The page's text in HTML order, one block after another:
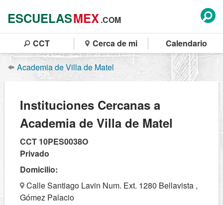
ESCUELASMEX.COM
CCT Cerca de mi Calendario
Academia de Villa de Matel
Instituciones Cercanas a
Academia de Villa de Matel
CCT 10PES0038O
Privado
Domicilio:
Calle Santiago Lavin Num. Ext. 1280 Bellavista ,
Gómez Palacio